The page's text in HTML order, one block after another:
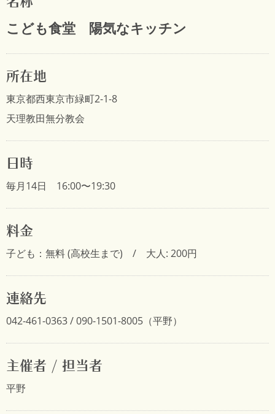
こども食堂 陽気なキッチン
所在地
東京都西東京市緑町2-1-8
天理教田無分教会
日時
毎月14日 16:00〜19:30
料金
子ども：無料 (高校生まで) / 大人: 200円
連絡先
042-461-0363 / 090-1501-8005（平野）
主催者 / 担当者
平野